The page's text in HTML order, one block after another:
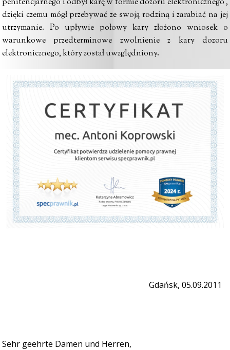
dzięki czemu mógł przebywać ze swoją rodziną i zarabiać na jej
utrzymanie. Po upływie połowy kary złożono wniosek o
warunkowe przedterminowe zwolnienie z kary dozoru
elektronicznego, który został uwzględniony.
Gdańsk, 05.09.2011
Sehr geehrte Damen und Herren,